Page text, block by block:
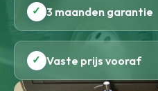
✓ 3 maanden garantie
✓ Vaste prijs vooraf